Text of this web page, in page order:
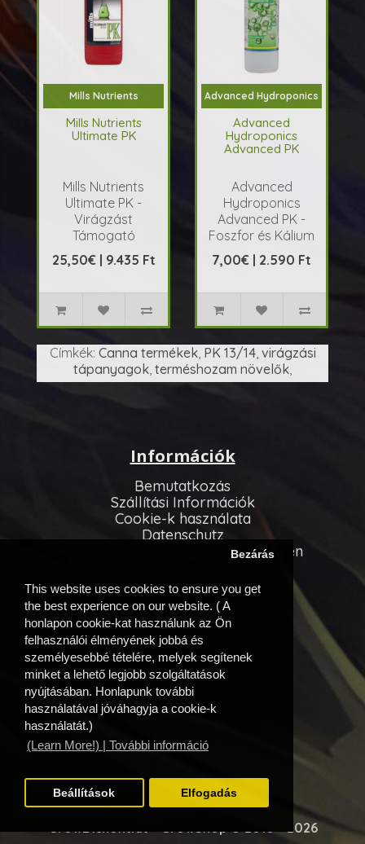
This website uses cookies to ensure you get
the best experience on our website. ( A
honlapon cookie-kat használunk az Ön
felhasználói élményének jobbá és
személyesebbé tételére, melyek segítenek
minket a lehető legjobb szolgáltatások
nyújtásában. Honlapunk további
használatával jóváhagyja a cookie-k
használatát.)
(Learn More!) | További információ
Bezárás
Beállítások Elfogadás
Mills Nutrients
Mills Nutrients
Ultimate PK
Mills Nutrients
Ultimate PK -
Virágzást
Támogató
Tápanyag Leírás A
Mills Nutrients
25,50€ | 9.435 Ft
Advanced Hydroponics
Advanced
Hydroponics
Advanced PK
Advanced
Hydroponics
Advanced PK -
Foszfor és Kálium
Alapú Tápanyag
Leírás Az Advanced
7,00€ | 2.590 Ft
Címkék: Canna termékek, PK 13/14, virágzási
tápanyagok, terméshozam növelők,
Információk
Bemutatkozás
Szállítási Információk
Cookie-k használata
Datenschutz
Allgemeinen Geschäftsbedingungen
Kapcsolatfelvétel
Oldaltérkép
Egyéb információk
Beszállítóink
Akciós ajánlatok
Fiók
Fiók
Kívánságlista
GrowDiskont.at - GrowShop © 2010 - 2026